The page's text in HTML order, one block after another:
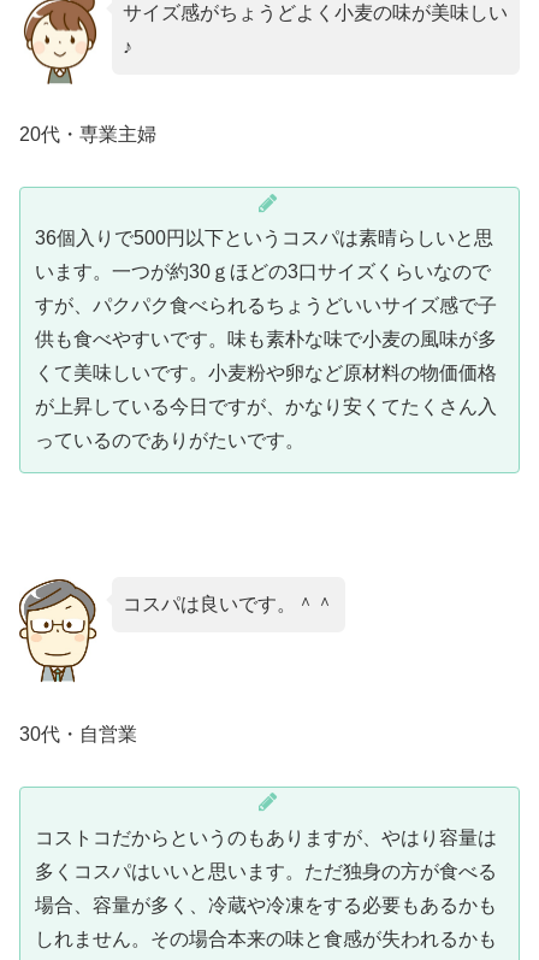
サイズ感がちょうどよく小麦の味が美味しい
♪
20代・専業主婦
36個入りで500円以下というコスパは素晴らしいと思
います。一つが約30ｇほどの3口サイズくらいなので
すが、パクパク食べられるちょうどいいサイズ感で子
供も食べやすいです。味も素朴な味で小麦の風味が多
くて美味しいです。小麦粉や卵など原材料の物価価格
が上昇している今日ですが、かなり安くてたくさん入
っているのでありがたいです。
コスパは良いです。＾＾
30代・自営業
コストコだからというのもありますが、やはり容量は
多くコスパはいいと思います。ただ独身の方が食べる
場合、容量が多く、冷蔵や冷凍をする必要もあるかも
しれません。その場合本来の味と食感が失われるかも